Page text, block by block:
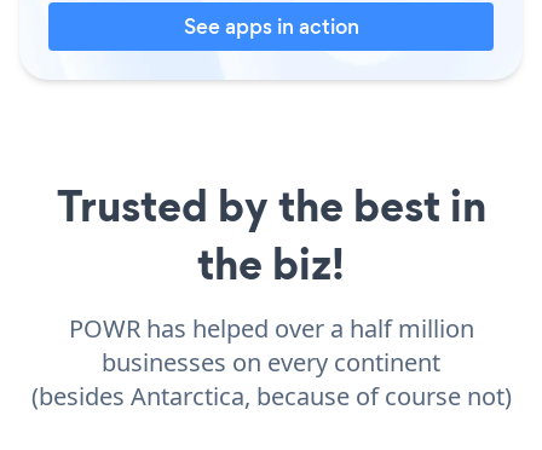
See apps in action
Trusted by the best in
the biz!
POWR has helped over a half million
businesses on every continent
(besides Antarctica, because of course not)